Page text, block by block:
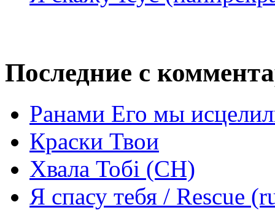
Последние с
Ранами Его мы
Краски Твои
Хвала Тобі (СН)
Я спасу тебя / Rescue